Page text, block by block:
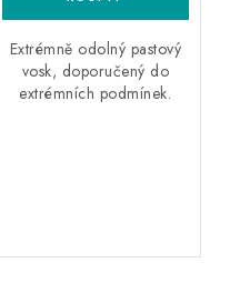
Extrémně odolný pastový
vosk, doporučený do
extrémních podmínek.